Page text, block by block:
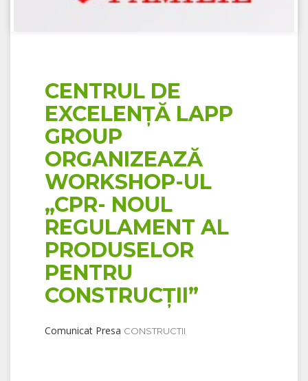
CENTRUL DE
EXCELENȚĂ LAPP
GROUP
ORGANIZEAZĂ
WORKSHOP-UL
„CPR- NOUL
REGULAMENT AL
PRODUSELOR
PENTRU
CONSTRUCȚII”
Comunicat Presa CONSTRUCTII